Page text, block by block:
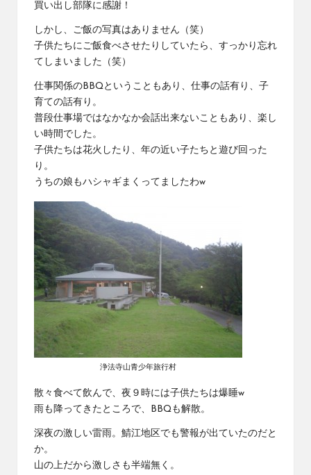
買い出し部隊に感謝！
しかし、ご飯の写真はありません（笑）
子供たちにご飯食べさせたりしていたら、すっかり忘れ
てしまいました（笑）
仕事関係のBBQということもあり、仕事の話有り、子
育ての話有り。
普段仕事場ではなかなか会話出来ないこともあり、楽し
い時間でした。
子供たちは花火したり、年の近い子たちと遊び回った
り。
うちの娘もハシャギまくってましたわw
浄法寺山青少年旅行村
散々食べて飲んで、夜９時には子供たちは爆睡w
雨も降ってきたところで、BBQも解散。
深夜の激しい雷雨。鯖江地区でも警報が出ていたのだと
か。
山の上だから激しさも半端無く。